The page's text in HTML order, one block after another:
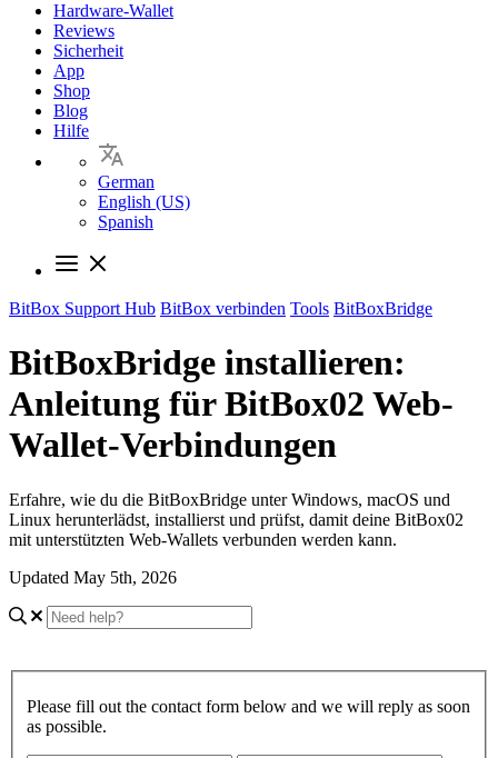
Hardware-Wallet
Reviews
Sicherheit
App
Shop
Blog
Hilfe
German
English (US)
Spanish
BitBox Support Hub BitBox verbinden Tools BitBoxBridge
BitBoxBridge installieren:
Anleitung für BitBox02 Web-
Wallet-Verbindungen
Erfahre, wie du die BitBoxBridge unter Windows, macOS und
Linux herunterlädst, installierst und prüfst, damit deine BitBox02
mit unterstützten Web-Wallets verbunden werden kann.
Updated May 5th, 2026
Please fill out the contact form below and we will reply as soon
as possible.